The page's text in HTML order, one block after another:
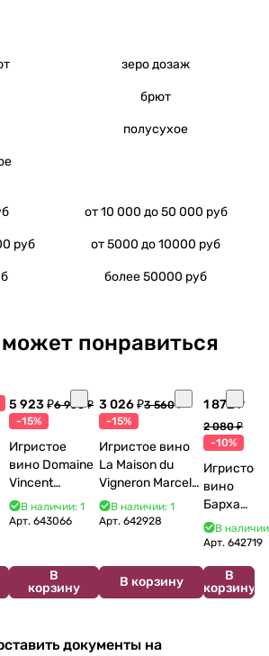
зеро дозаж
брют
полусухое
от 10 000 до 50 000 руб
руб от 5000 до 10000 руб
более 50000 руб
понравиться
5 923 ₽6 968 ₽
-15%
Игристое
вино Domaine
Vincent
Bouzereau
Crémant de
В наличии: 1
Арт.643066
В
корзину
3 026 ₽3 560 ₽
-15%
Игристое вино
La Maison du
Vigneron Marcel
Cabelier Cremant
du Jura
В наличии: 1
Арт. 642928
В корзину
1 872 ₽
2 080 ₽
-10%
Игристое
вино
Бархат
Остров
2025
В
Арт.642719
В
корзину
документы на